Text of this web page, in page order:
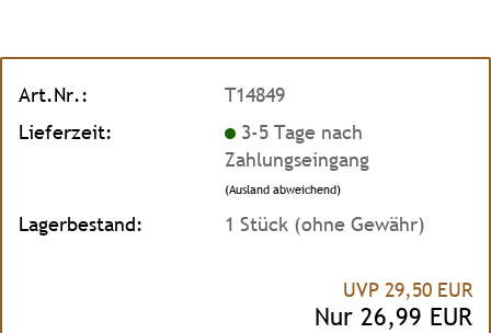
Art.Nr.:
T14849
Lieferzeit:
3-5 Tage nach
Zahlungseingang
(Ausland abweichend)
Lagerbestand: 1 Stück (ohne Gewähr)
UVP 29,50 EUR
Nur 26,99 EUR